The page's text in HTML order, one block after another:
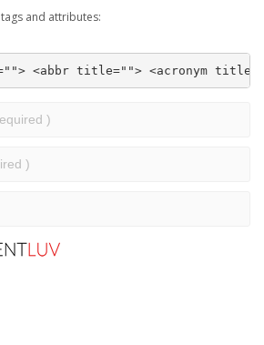
and attributes:
<abbr title=""> <acronym